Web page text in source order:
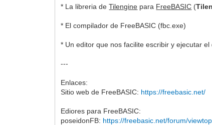
* La libreria deTilengine para FreeBASIC (
* El compilador de FreeBASIC (fbc.exe)
* Un editor que nos facilite escribir y ejecutar
---
Enlaces:
Sitio web de FreeBASIC: https://freebasic.net/
Ediores para FreeBASIC:
poseidonFB: https://freebasic.net/forum/